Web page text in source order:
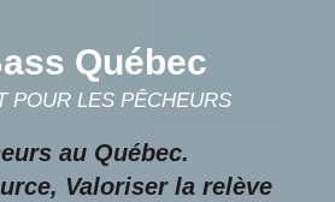
Québec
POUR LES PÊCHEURS
Valoriser la relève
au Québec.